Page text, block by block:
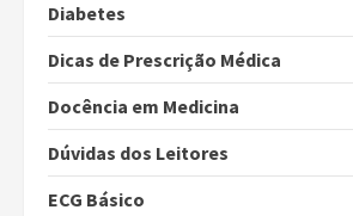
Diabetes
Dicas de Prescrição Médica
Docência em Medicina
Dúvidas dos Leitores
ECG Básico